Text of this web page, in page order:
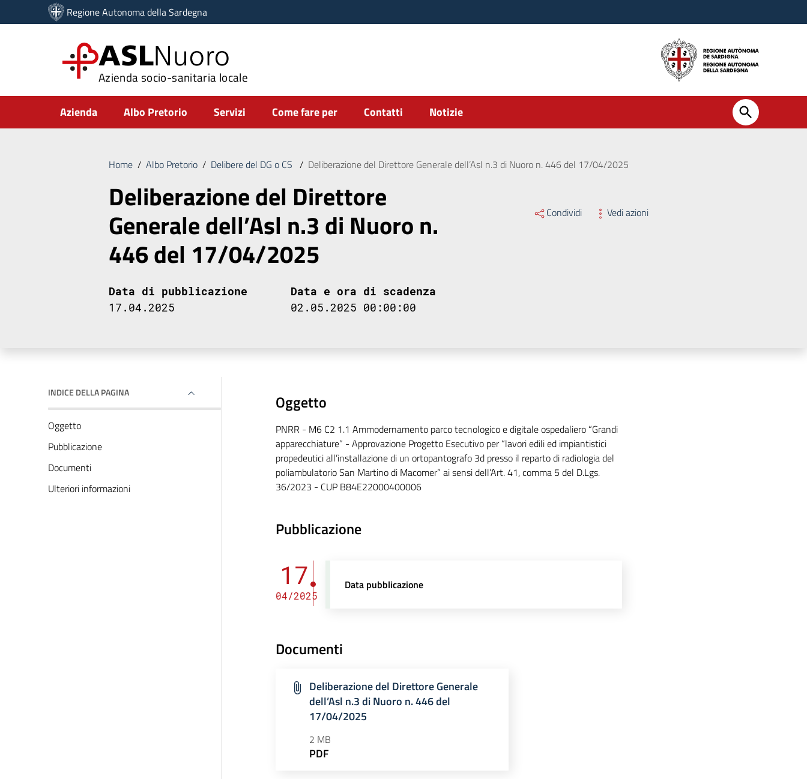
Vai ai contenuti
Vai al menu di navigazione
Regione Autonoma della Sardegna
ASLNuoro
Azienda socio-sanitaria locale
Submenu
Azienda Albo Pretorio Servizi Come fare per Contatti Notizie
Home / Albo Pretorio / Delibere del DG o CS / Deliberazione del Direttore Generale dell’Asl n.3 di Nuoro n. 446 del 17/04/2025
Deliberazione del Direttore
Generale dell’Asl n.3 di Nuoro n.
446 del 17/04/2025
Condividi Vedi azioni
Data di pubblicazione
17.04.2025
Data e ora di scadenza
02.05.2025 00:00:00
INDICE DELLA PAGINA
Oggetto
Pubblicazione
Documenti
Ulteriori informazioni
Oggetto
PNRR - M6 C2 1.1 Ammodernamento parco tecnologico e digitale ospedaliero “Grandi
apparecchiature” - Approvazione Progetto Esecutivo per “lavori edili ed impiantistici
propedeutici all’installazione di un ortopantografo 3d presso il reparto di radiologia del
poliambulatorio San Martino di Macomer” ai sensi dell’Art. 41, comma 5 del D.Lgs.
36/2023 - CUP B84E22000400006
Pubblicazione
17
04/2025
Data pubblicazione
Documenti
Deliberazione del Direttore Generale
dell’Asl n.3 di Nuoro n. 446 del
17/04/2025
2 MB
PDF